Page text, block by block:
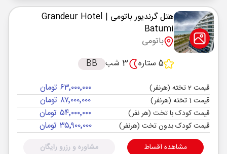
هتل گرندیور باتومی
| Grandeur Hotel
Batumi
باتومی
5 ستاره
3 شب BB
قیمت 2 تخته (هرنفر) ۶۳٬۰۰۰٬۰۰۰ تومان
قیمت 1 تخته (هرنفر) ۸۷٬۰۰۰٬۰۰۰ تومان
قیمت کودک با تخت (هر نفر) ۵۴٬۰۰۰٬۰۰۰ تومان
قیمت کودک بدون تخت (هرنفر) ۳۵٬۹۰۰٬۰۰۰ تومان
مشاهده اقساط مشاوره و رزرو رایگان